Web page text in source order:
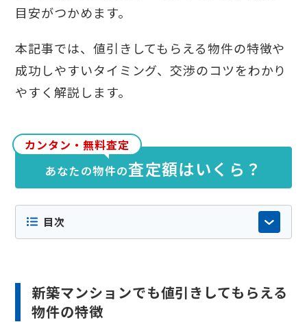
目安がつかめます。
本記事では、値引きしてもらえる物件の特徴や
成功しやすいタイミング、交渉のコツをわかり
やすく解説します。
カンタン・無料査定
あなたの物件の査定額はいくら？
目次
新築マンションでも値引きしてもらえる
物件の特徴